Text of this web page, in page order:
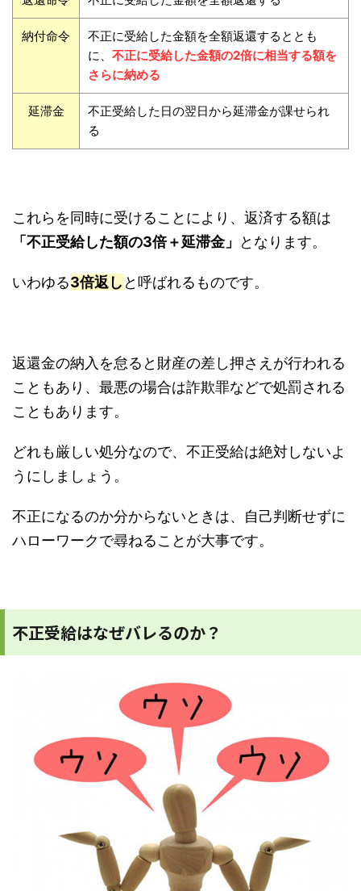
納付命令
不正に受給した金額を全額返還するととも
に、 不正に受給した金額の2倍に相当する額を
さらに納める
延滞金
不正受給した日の翌日から延滞金が課せられ
る
これらを同時に受けることにより、返済する額は
「不正受給した額の3倍＋延滞金」
となります。
いわゆる3倍返し と呼ばれるものです。
返還金の納入を怠ると財産の差し押さえが行われる
こともあり、最悪の場合は詐欺罪などで処罰される
こともあります。
どれも厳しい処分なので、不正受給は絶対しないよ
うにしましょう。
不正になるのか分からないときは、自己判断せずに
ハローワークで尋ねることが大事です。
不正受給はなぜバレるのか？